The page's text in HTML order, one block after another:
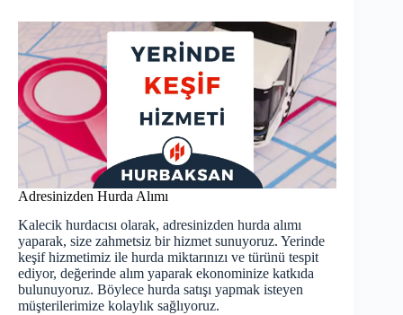
Adresinizden Hurda Alımı
Kalecik hurdacısı olarak, adresinizden hurda alımı
yaparak, size zahmetsiz bir hizmet sunuyoruz. Yerinde
keşif hizmetimiz ile hurda miktarınızı ve türünü tespit
ediyor, değerinde alım yaparak ekonominize katkıda
bulunuyoruz. Böylece hurda satışı yapmak isteyen
müşterilerimize kolaylık sağlıyoruz.